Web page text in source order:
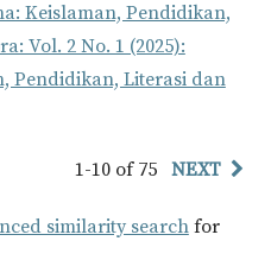
Keislaman, Pendidikan,
Vol. 2 No. 1 (2025):
Pendidikan, Literasi dan
1-10 of 75 NEXT
similarity searchfor